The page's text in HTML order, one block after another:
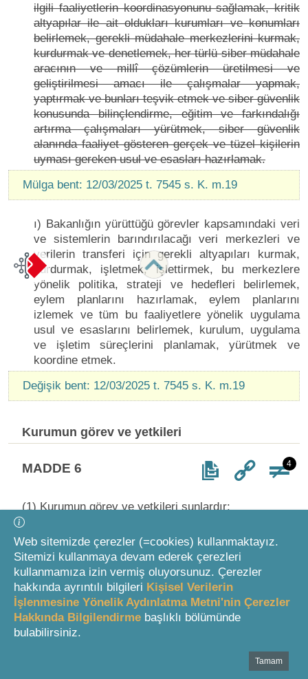
ilgili faaliyetlerin koordinasyonunu sağlamak, kritik
altyapılar ile ait oldukları kurumları ve konumları
belirlemek, gerekli müdahale merkezlerini kurmak,
kurdurmak ve denetlemek, her türlü siber müdahale
aracının ve millî çözümlerin üretilmesi ve
geliştirilmesi amacı ile çalışmalar yapmak,
yaptırmak ve bunları teşvik etmek ve siber güvenlik
konusunda bilinçlendirme, eğitim ve farkındalığı
artırma çalışmaları yürütmek, siber güvenlik
alanında faaliyet gösteren gerçek ve tüzel kişilerin
uyması gereken usul ve esasları hazırlamak.
Mülga bent: 12/03/2025 t. 7545 s. K. m.19
ı) Bakanlığın yürüttüğü görevler kapsamındaki veri
ve sistemlerin barındırılacağı veri merkezleri ve
verilerin transferi için gerekli altyapıları kurmak,
kurdurmak, işletmek, işlettirmek, bu merkezlere
yönelik politika, strateji ve hedefleri belirlemek,
eylem planlarını hazırlamak, eylem planlarını
izlemek ve tüm bu faaliyetlere yönelik uygulama
usul ve esaslarını belirlemek, kurulum, uygulama
ve işletim süreçlerini planlamak, yürütmek ve
koordine etmek.
Değişik bent: 12/03/2025 t. 7545 s. K. m.19
Kurumun görev ve yetkileri
MADDE 6 4
(1) Kurumun görev ve yetkileri şunlardır:
a) Elektronik haberleşme sektöründe; rekabeti tesis
etmeye ve korumaya, rekabeti engelleyici, bozucu
veya kısıtlayıcı uygulamaların giderilmesine yönelik
düzenlemeleri yapmak, bu amaçla ilgili pazarlarda
etkin piyasa gücüne sahip işletmecilere ve gerekli
hallerde diğer işletmecilere yükümlülükler getirmek
ve mevzuatın öngördüğü tedbirleri almak.
b) Bu Kanun ve bu Kanuna dayanılarak yapılan
düzenlemelere aykırı olarak, elektronik haberleşme
Web sitemizde çerezler (=cookies) kullanmaktayız.
Sitemizi kullanmaya devam ederek çerezleri
kullanmamıza izin vermiş oluyorsunuz. Çerezler
hakkında ayrıntılı bilgileri Kişisel Verilerin
İşlenmesine Yönelik Aydınlatma Metni'nin Çerezler
Hakkında Bilgilendirme başlıklı bölümünde
bulabilirsiniz.
Tamam